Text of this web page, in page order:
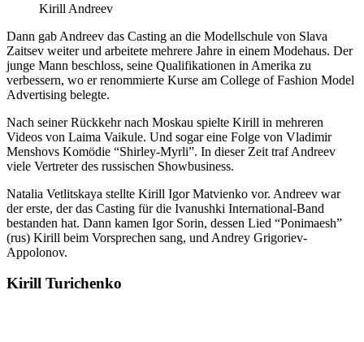
Kirill Andreev
Dann gab Andreev das Casting an die Modellschule von Slava
Zaitsev weiter und arbeitete mehrere Jahre in einem Modehaus. Der
junge Mann beschloss, seine Qualifikationen in Amerika zu
verbessern, wo er renommierte Kurse am College of Fashion Model
Advertising belegte.
Nach seiner Rückkehr nach Moskau spielte Kirill in mehreren
Videos von Laima Vaikule. Und sogar eine Folge von Vladimir
Menshovs Komödie “Shirley-Myrli”. In dieser Zeit traf Andreev
viele Vertreter des russischen Showbusiness.
Natalia Vetlitskaya stellte Kirill Igor Matvienko vor. Andreev war
der erste, der das Casting für die Ivanushki International-Band
bestanden hat. Dann kamen Igor Sorin, dessen Lied “Ponimaesh”
(rus) Kirill beim Vorsprechen sang, und Andrey Grigoriev-
Appolonov.
Kirill Turichenko